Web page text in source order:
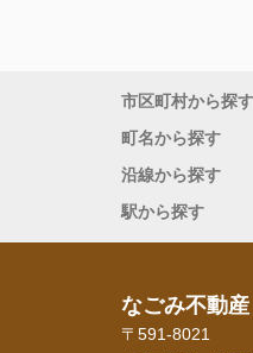
市区町村から探す
町名から探す
沿線から探す
駅から探す
なごみ不動産
〒591-8021